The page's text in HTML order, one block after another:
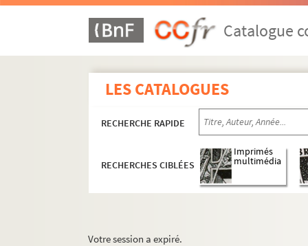
Catalogue
LES CATALOGUES
RECHERCHE RAPIDE
RECHERCHES CIBLÉES
Imprimés
multimédia
Votre session a expiré.